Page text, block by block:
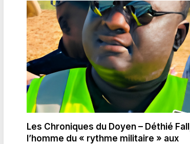
Les Chroniques du Doyen – Déthié Fall,
l’homme du « rythme militaire » aux